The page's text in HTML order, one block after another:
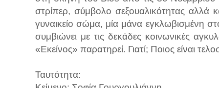
στρίπερ, σύμβολο σεξουαλικότητας αλλά
γυναικείο σώμα, μία μάνα εγκλωβισμένη
συμβιώνει με τις δεκάδες κοινωνικές
«Εκείνος» παρατηρεί. Γιατί; Ποιος είναι
Ταυτότητα: